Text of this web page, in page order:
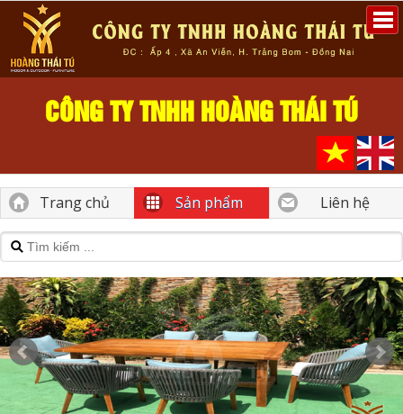
CÔNG TY TNHH HOÀNG THÁI TÚ
Trang chủ Sản phẩm Liên hệ